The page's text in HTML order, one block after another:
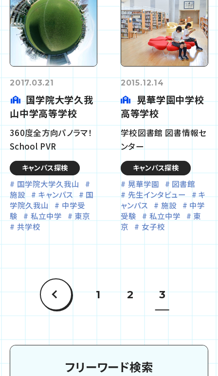
2017.03.21
国学院大学久我
山中学高等学校
360度全方向パノラマ！
School PVR
キャンパス探検
国学院大学久我山
施設
キャンパス
国
学院久我山
中学受
験
私立中学
東京
共学校
2015.12.14
晃華学園中学校
高等学校
学校図書館 図書情報セ
ンター
キャンパス探検
晃華学園
図書館
先生インタビュー
キ
ャンパス
施設
中学
受験
私立中学
東
京
女子校
1 2 3
フリーワード検索